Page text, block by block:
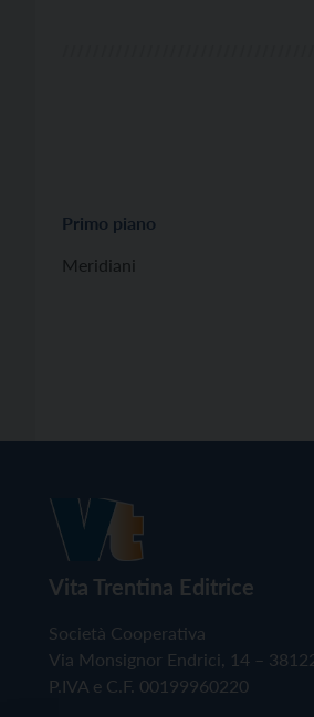
Primo piano
Meridiani
Vita Trentina Editrice
Società Cooperativa
Via Monsignor Endrici, 14 –
P.IVA e C.F. 00199960220